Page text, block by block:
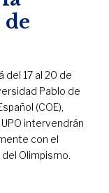
del 17 al 20 de
Pablo de
(COE),
intervendrán
con el
Olimpismo.